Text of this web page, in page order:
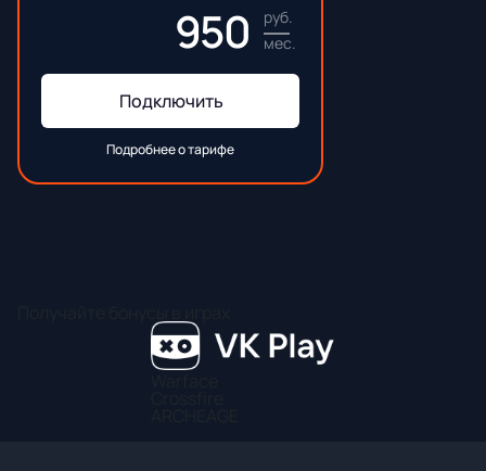
950
руб.
мес.
Подключить
Подробнее о тарифе